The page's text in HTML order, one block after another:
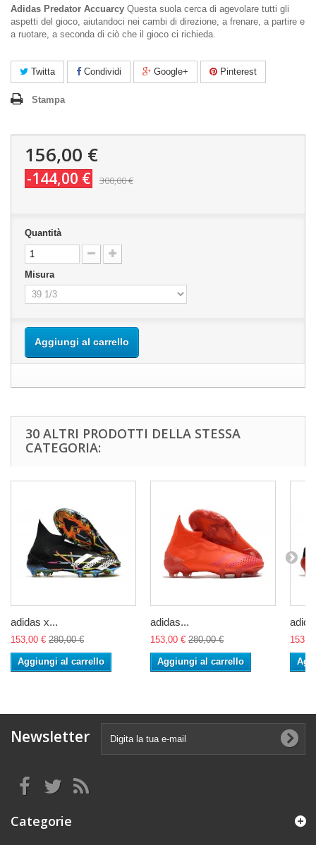
Adidas Predator Accuarcy Questa suola cerca di agevolare tutti gli
aspetti del gioco, aiutandoci nei cambi di direzione, a frenare, a partire e
a ruotare, a seconda di ciò che il gioco ci richieda.
Twitta Condividi Google+ Pinterest
Stampa
156,00 €
-144,00 € 300,00 €
Quantità
Misura
Aggiungi al carrello
30 ALTRI PRODOTTI DELLA STESSA
CATEGORIA:
adidas x...
153,00 € 280,00 €
Aggiungi al carrello
adidas...
153,00 € 280,00 €
Aggiungi al carrello
Newsletter
Categorie